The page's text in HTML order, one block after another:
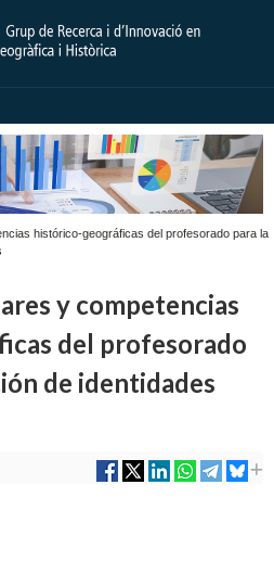
histórico-geográficas del profesorado para la
y competencias
del profesorado
de identidades